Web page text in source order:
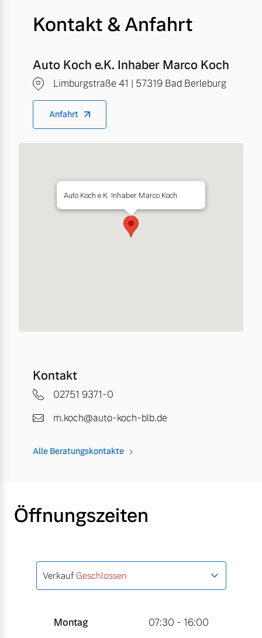
Kontakt & Anfahrt
Auto Koch e.K. Inhaber Marco Koch
Limburgstraße 41 | 57319 Bad Berleburg
Anfahrt
Auto Koch e.K. Inhaber Marco Koch
Kontakt
02751 9371-0
m.koch@auto-koch-blb.de
Alle Beratungskontakte
Öffnungszeiten
Verkauf Geschlossen
Montag
07:30 - 16:00